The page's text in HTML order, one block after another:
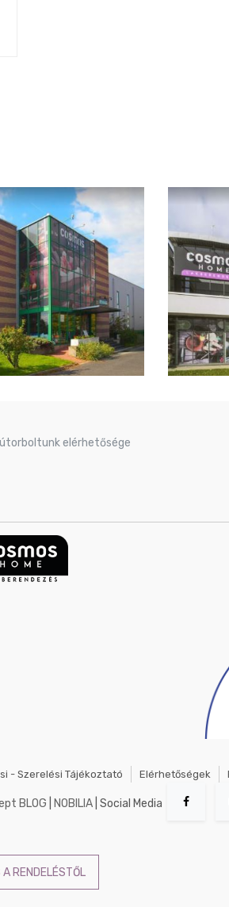
elérhetősége
- Szerelési Tájékoztató Elérhetőségek
BLOG NOBILIA | Social Media
A RENDELÉSTŐL